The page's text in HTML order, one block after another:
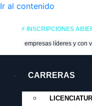
Ir al contenido
⚡ INSCRIPCIONES
empresas líderes y con
CARRERAS